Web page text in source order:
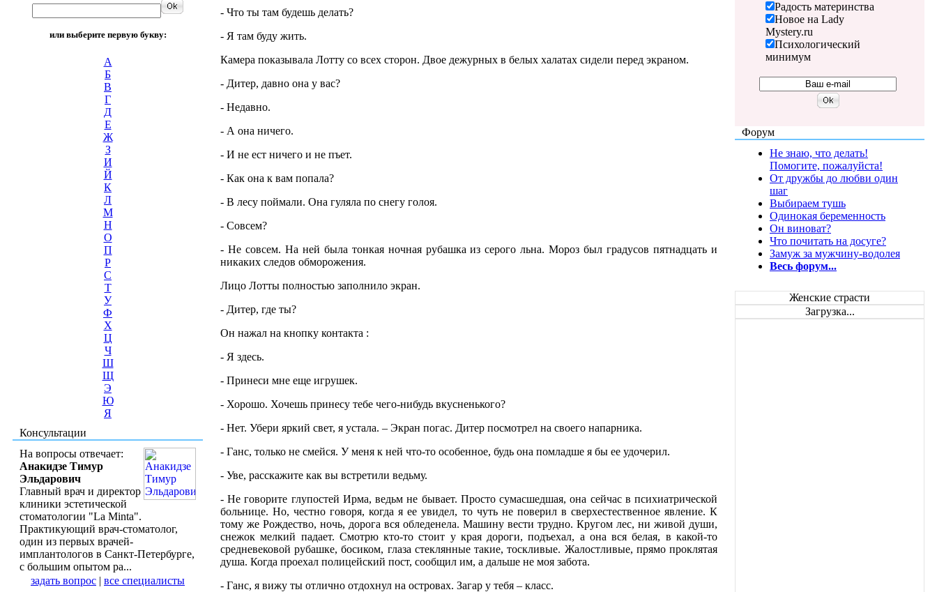
или выберите первую букву:
А
Б
В
Г
Д
Е
Ж
З
И
Й
К
Л
М
Н
О
П
Р
С
Т
У
Ф
Х
Ц
Ч
Ш
Щ
Э
Ю
Я
Консультации
На вопросы отвечает:
Анакидзе Тимур
Эльдарович
Главный врач и директор
клиники эстетической
стоматологии "La Minta".
Практикующий врач-стоматолог,
один из первых врачей-
имплантологов в Санкт-Петербурге,
с большим опытом ра...
задать вопрос | все специалисты
- Что ты там будешь делать?
- Я там буду жить.
Камера показывала Лотту со всех сторон. Двое дежурных в белых халатах сидели перед экраном.
- Дитер, давно она у вас?
- Недавно.
- А она ничего.
- И не ест ничего и не пъет.
- Как она к вам попала?
- В лесу поймали. Она гуляла по снегу голоя.
- Совсем?
- Не совсем. На ней была тонкая ночная рубашка из серого льна. Мороз был градусов пятнадцать и
никаких следов обморожения.
Лицо Лотты полностью заполнило экран.
- Дитер, где ты?
Он нажал на кнопку контакта :
- Я здесь.
- Принеси мне еще игрушек.
- Хорошо. Хочешь принесу тебе чего-нибудь вкусненького?
- Нет. Убери яркий свет, я устала. – Экран погас. Дитер посмотрел на своего напарника.
- Ганс, только не смейся. У меня к ней что-то особенное, будь она помладше я бы ее удочерил.
- Уве, расскажите как вы встретили ведьму.
- Не говорите глупостей Ирма, ведьм не бывает. Просто сумасшедшая, она сейчас в психиатрической
больнице. Но, честно говоря, когда я ее увидел, то чуть не поверил в сверхестественное явление. К
тому же Рождество, ночь, дорога вся обледенела. Машину вести трудно. Кругом лес, ни живой души,
снежок мелкий падает. Смотрю кто-то стоит у края дороги, подъехал, а она вся белая, в какой-то
средневековой рубашке, босиком, глаза стеклянные такие, тоскливые. Жалостливые, прямо проклятая
душа. Когда проехал полицейский пост, сообщил им, а дальше не моя забота.
- Ганс, я вижу ты отлично отдохнул на островах. Загар у тебя – класс.
Радость материнства
Новое на Lady
Mystery.ru
Психологический
минимум
Форум
Не знаю, что делать!
Помогите, пожалуйста!
От дружбы до любви один
шаг
Выбираем тушь
Одинокая беременность
Он виноват?
Что почитать на досуге?
Замуж за мужчину-водолея
Весь форум...
Женские страсти
Загрузка...